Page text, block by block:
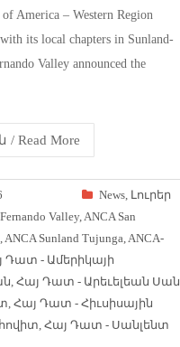
America – Western Region
its local chapters in Sunland-
Valley announced the
More
News, Լուրեր
Valley,ANCA San
,ANCA Sunland Tujunga,ANCA-
Դատ - Ամերիկայի
, Հայ Դատ - Արեւելեան Սան
, Հայ Դատ - Հիւսիսային
, Հայ Դատ - Սանլենտ